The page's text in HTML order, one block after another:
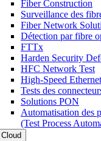
Fiber Construction
Surveillance des
Fiber Network
Détection par fibre
FTTx
Harden Security
HFC Network Test
High-Speed
Tests des
Solutions PON
Automatisation des
(Test Process
Cloud